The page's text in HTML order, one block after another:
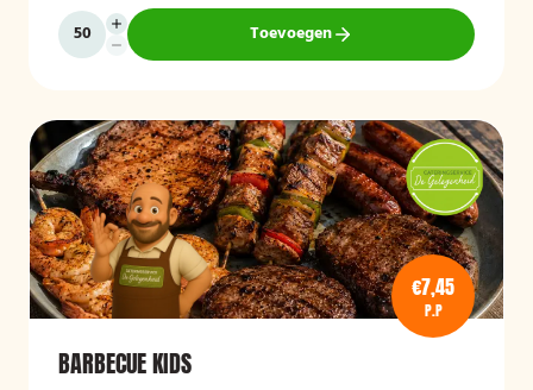
Toevoegen
€7,45
P.P
BARBECUE KIDS